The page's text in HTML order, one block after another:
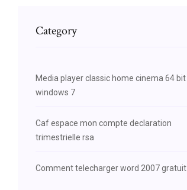
Category
Media player classic home cinema 64 bit
windows 7
Caf espace mon compte declaration
trimestrielle rsa
Comment telecharger word 2007 gratuit